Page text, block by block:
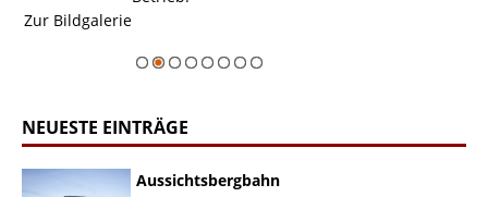
NEUESTE EINTRÄGE
Aussichtsbergbahn